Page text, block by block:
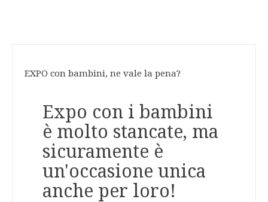
EXPO con bambini, ne vale la pena?
Expo con i bambini
è molto stancate, ma
sicuramente è
un'occasione unica
anche per loro!